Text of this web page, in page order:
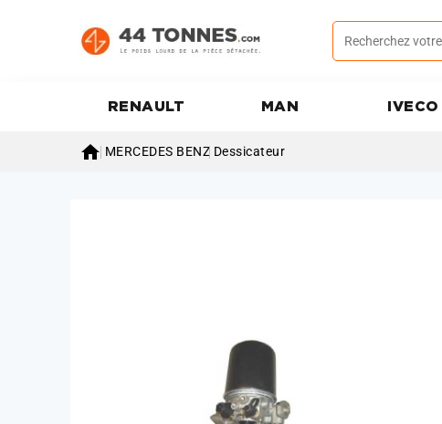
RENAULT MAN IVECO
 MERCEDES BENZ Dessicateur